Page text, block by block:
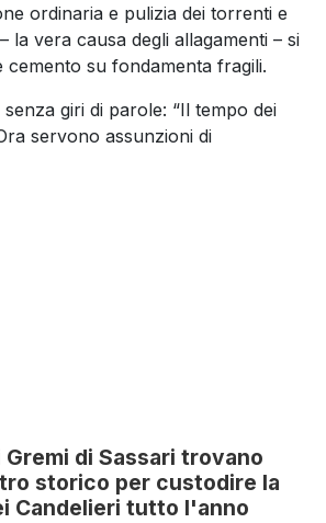
ordinaria e pulizia dei torrenti e
la vera causa degli allagamenti – si
cemento su fondamenta fragili.
giri di parole: “Il tempo dei
servono assunzioni di
di Sassari trovano
storico per custodire la
Candelieri tutto l'anno